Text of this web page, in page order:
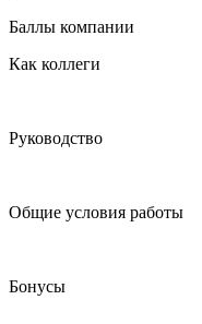
Баллы компании
Как коллеги
Руководство
Общие условия работы
Бонусы